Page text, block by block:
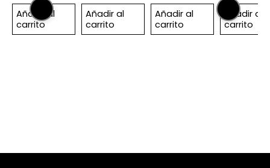
Añadir al
carrito
Añadir al
carrito
Añadir al
carrito
Añadir al
carrito